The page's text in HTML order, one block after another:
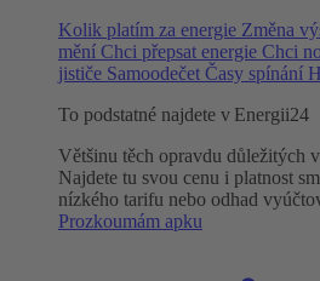
Kolik platím za energie Změna
mění Chci přepsat energie Chci
jističe Samoodečet Časy spínání
To podstatné najdete v Energii24
Většinu těch opravdu důležitých
Najdete tu svou cenu i platnost
nízkého tarifu nebo odhad
Prozkoumám apku